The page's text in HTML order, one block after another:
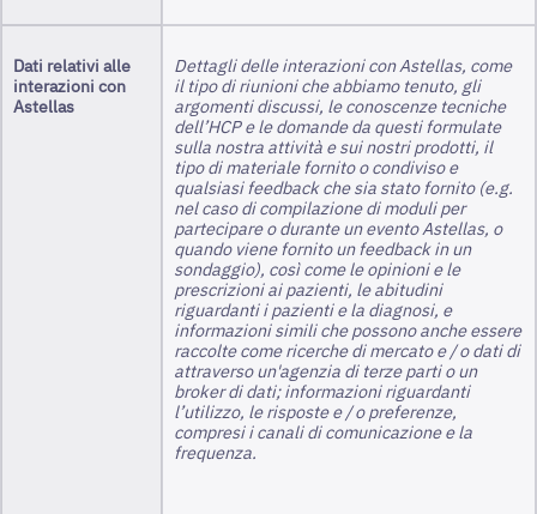
Dati relativi alle
interazioni con
Astellas
Dettagli delle interazioni con Astellas, come
il tipo di riunioni che abbiamo tenuto, gli
argomenti discussi, le conoscenze tecniche
dell’HCP e le domande da questi formulate
sulla nostra attività e sui nostri prodotti, il
tipo di materiale fornito o condiviso e
qualsiasi feedback che sia stato fornito (e.g.
nel caso di compilazione di moduli per
partecipare o durante un evento Astellas, o
quando viene fornito un feedback in un
sondaggio), così come le opinioni e le
prescrizioni ai pazienti, le abitudini
riguardanti i pazienti e la diagnosi, e
informazioni simili che possono anche essere
raccolte come ricerche di mercato e / o dati di
attraverso un'agenzia di terze parti o un
broker di dati; informazioni riguardanti
l’utilizzo, le risposte e / o preferenze,
compresi i canali di comunicazione e la
frequenza.